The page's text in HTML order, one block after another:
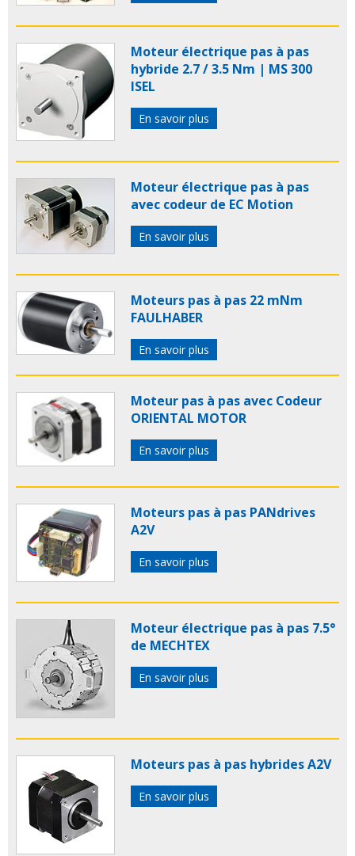
Moteur électrique pas à pas
hybride 2.7 / 3.5 Nm | MS 300
ISEL
En savoir plus
Moteur électrique pas à pas
avec codeur de EC Motion
En savoir plus
Moteurs pas à pas 22 mNm
FAULHABER
En savoir plus
Moteur pas à pas avec Codeur
ORIENTAL MOTOR
En savoir plus
Moteurs pas à pas PANdrives
A2V
En savoir plus
Moteur électrique pas à pas 7.5°
de MECHTEX
En savoir plus
Moteurs pas à pas hybrides A2V
En savoir plus